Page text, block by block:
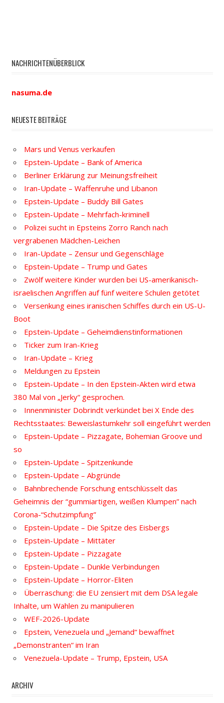
NACHRICHTENÜBERBLICK
nasuma.de
NEUESTE BEITRÄGE
Mars und Venus verkaufen
Epstein-Update – Bank of America
Berliner Erklärung zur Meinungsfreiheit
Iran-Update – Waffenruhe und Libanon
Epstein-Update – Buddy Bill Gates
Epstein-Update – Mehrfach-kriminell
Polizei sucht in Epsteins Zorro Ranch nach
vergrabenen Mädchen-Leichen
Iran-Update – Zensur und Gegenschläge
Epstein-Update – Trump und Gates
Zwölf weitere Kinder wurden bei US-amerikanisch-
israelischen Angriffen auf fünf weitere Schulen getötet
Versenkung eines iranischen Schiffes durch ein US-U-
Boot
Epstein-Update – Geheimdienstinformationen
Ticker zum Iran-Krieg
Iran-Update – Krieg
Meldungen zu Epstein
Epstein-Update – In den Epstein-Akten wird etwa
380 Mal von „Jerky“ gesprochen.
Innenminister Dobrindt verkündet bei X Ende des
Rechtsstaates: Beweislastumkehr soll eingeführt werden
Epstein-Update – Pizzagate, Bohemian Groove und
so
Epstein-Update – Spitzenkunde
Epstein-Update – Abgründe
Bahnbrechende Forschung entschlüsselt das
Geheimnis der “gummiartigen, weißen Klumpen” nach
Corona-“Schutzimpfung”
Epstein-Update – Die Spitze des Eisbergs
Epstein-Update – Mittäter
Epstein-Update – Pizzagate
Epstein-Update – Dunkle Verbindungen
Epstein-Update – Horror-Eliten
Überraschung: die EU zensiert mit dem DSA legale
Inhalte, um Wahlen zu manipulieren
WEF-2026-Update
Epstein, Venezuela und „Jemand“ bewaffnet
„Demonstranten“ im Iran
Venezuela-Update – Trump, Epstein, USA
ARCHIV